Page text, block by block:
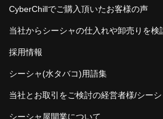
SEBERO
SPLIT
Azure
CyberChillでご購入頂いたお客様の声
当社からシーシャの仕入れや卸売りを
採用情報
シーシャ(水タバコ)用語集
当社とお取引をご検討の経営者様/シー
シーシャ屋開業について